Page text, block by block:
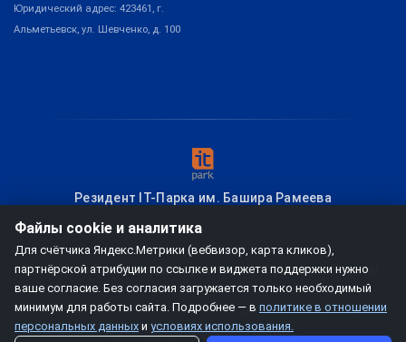
Юридический адрес: 423461, г.
Альметьевск, ул. Шевченко, д. 100
Резидент IT-Парка им. Башира Рамеева
© 2026мобзио, создание диплинка– Привет из Казани!
Условия использования
Договор-оферта
Политика конфиденциальности
Файлы cookie и аналитика
Для счётчика Яндекс.Метрики (вебвизор, карта кликов),
партнёрской атрибуции по ссылке и виджета поддержки нужно
ваше согласие. Без согласия загружается только необходимый
минимум для работы сайта. Подробнее — в политике в отношении
персональных данных и условиях использования.